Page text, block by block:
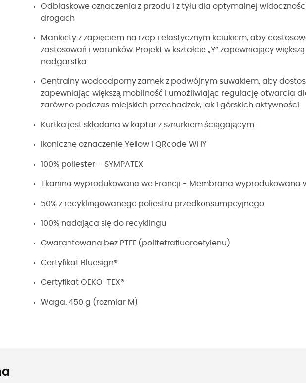
Odblaskowe oznaczenia z przodu i z tyłu dla optymalnej
drogach
Mankiety z zapięciem na rzep i elastycznym kciukiem, aby
zastosowań i warunków. Projekt w kształcie „Y” zapewniający
nadgarstka
Centralny wodoodporny zamek z podwójnym suwakiem, aby
zapewniając większą mobilność i umożliwiając regulację otwarcia
zarówno podczas miejskich przechadzek, jak i górskich aktywności
Kurtka jest składana w kaptur z sznurkiem ściągającym
Ikoniczne oznaczenie Yellow i QRcode WHY
100% poliester – SYMPATEX
Tkanina wyprodukowana we Francji - Membrana wyprodukowana
50% z recyklingowanego poliestru przedkonsumpcyjnego
100% nadająca się do recyklingu
Gwarantowana bez PTFE (politetrafluoroetylenu)
Certyfikat Bluesign®
Certyfikat OEKO-TEX®
Waga: 450 g (rozmiar M)